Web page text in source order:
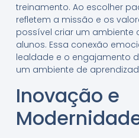
treinamento. Ao escolher
refletem a missão e os
possível criar um ambiente
alunos. Essa conexão
lealdade e o engajamento
um ambiente de
Inovação e